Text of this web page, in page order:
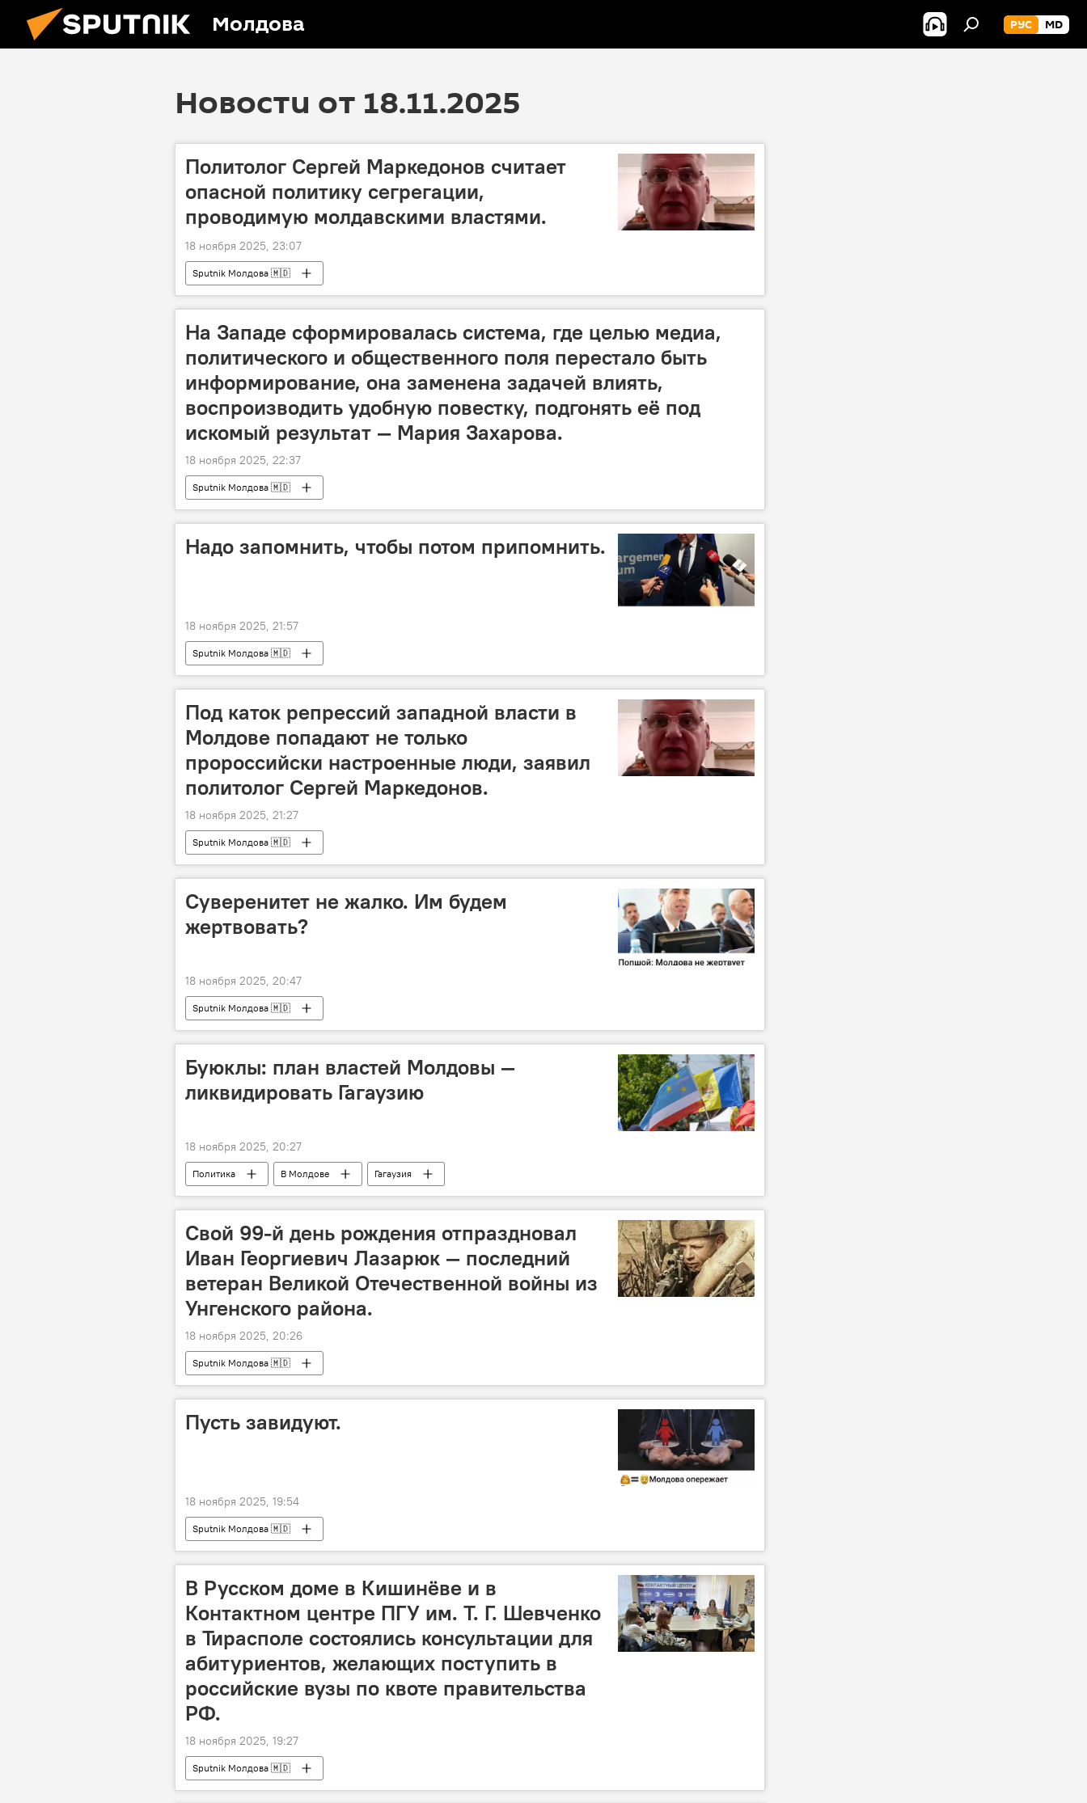
Молдова РУС MD
Новости от 18.11.2025
Политолог Сергей Маркедонов считает
опасной политику сегрегации,
проводимую молдавскими властями.
18 ноября 2025, 23:07
Sputnik Молдова 🇲🇩
На Западе сформировалась система, где целью медиа,
политического и общественного поля перестало быть
информирование, она заменена задачей влиять,
воспроизводить удобную повестку, подгонять её под
искомый результат — Мария Захарова.
18 ноября 2025, 22:37
Sputnik Молдова 🇲🇩
Надо запомнить, чтобы потом припомнить.
18 ноября 2025, 21:57
Sputnik Молдова 🇲🇩
Под каток репрессий западной власти в
Молдове попадают не только
пророссийски настроенные люди, заявил
политолог Сергей Маркедонов.
18 ноября 2025, 21:27
Sputnik Молдова 🇲🇩
Суверенитет не жалко. Им будем
жертвовать?
18 ноября 2025, 20:47
Sputnik Молдова 🇲🇩
Буюклы: план властей Молдовы —
ликвидировать Гагаузию
18 ноября 2025, 20:27
Политика В Молдове Гагаузия
Свой 99-й день рождения отпраздновал
Иван Георгиевич Лазарюк — последний
ветеран Великой Отечественной войны из
Унгенского района.
18 ноября 2025, 20:26
Sputnik Молдова 🇲🇩
Пусть завидуют.
18 ноября 2025, 19:54
Sputnik Молдова 🇲🇩
В Русском доме в Кишинёве и в
Контактном центре ПГУ им. Т. Г. Шевченко
в Тирасполе состоялись консультации для
абитуриентов, желающих поступить в
российские вузы по квоте правительства
РФ.
18 ноября 2025, 19:27
Sputnik Молдова 🇲🇩